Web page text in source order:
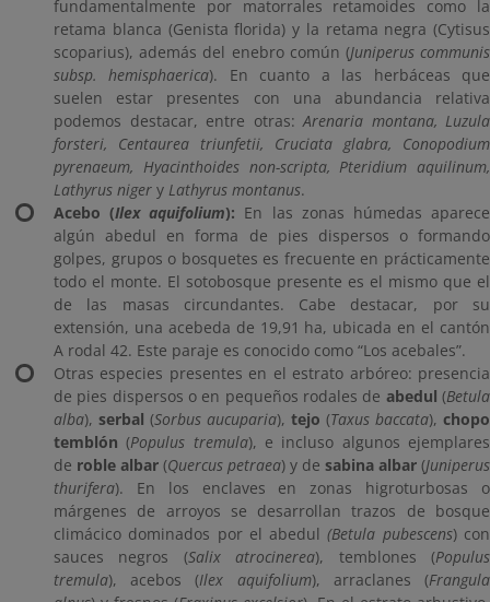
fundamentalmente por matorrales retamoides como la
retama blanca (Genista florida) y la retama negra (Cytisus
scoparius), además del enebro común (Juniperus communis
subsp. hemisphaerica). En cuanto a las herbáceas que
suelen estar presentes con una abundancia relativa
podemos destacar, entre otras: Arenaria montana, Luzula
forsteri, Centaurea triunfetii, Cruciata glabra, Conopodium
pyrenaeum, Hyacinthoides non-scripta, Pteridium aquilinum,
Lathyrus niger y Lathyrus montanus.
Acebo (Ilex aquifolium): En las zonas húmedas aparece
algún abedul en forma de pies dispersos o formando
golpes, grupos o bosquetes es frecuente en prácticamente
todo el monte. El sotobosque presente es el mismo que el
de las masas circundantes. Cabe destacar, por su
extensión, una acebeda de 19,91 ha, ubicada en el cantón
A rodal 42. Este paraje es conocido como “Los acebales”.
Otras especies presentes en el estrato arbóreo: presencia
de pies dispersos o en pequeños rodales de abedul (Betula
alba), serbal (Sorbus aucuparia), tejo (Taxus baccata), chopo
temblón (Populus tremula), e incluso algunos ejemplares
de roble albar (Quercus petraea) y de sabina albar (Juniperus
thurifera). En los enclaves en zonas higroturbosas o
márgenes de arroyos se desarrollan trazos de bosque
climácico dominados por el abedul(Betula pubescens) con
sauces negros (Salix atrocinerea), temblones (Populus
tremula), acebos (Ilex aquifolium), arraclanes (Frangula